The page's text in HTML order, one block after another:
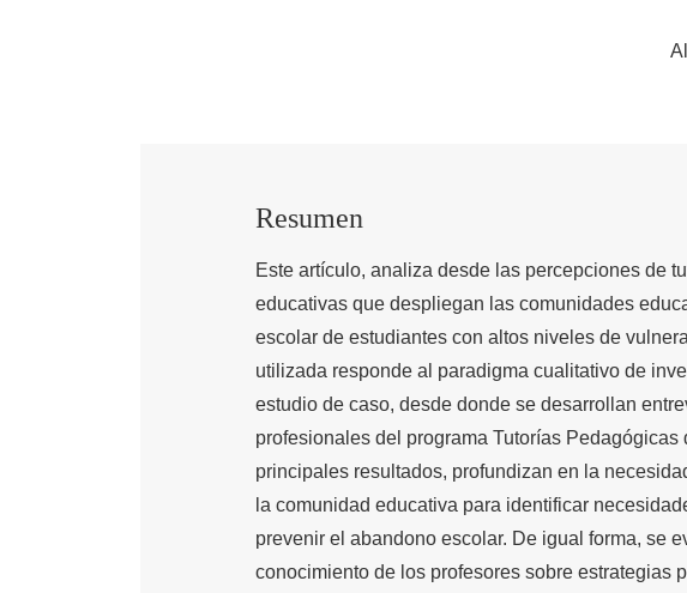
Resumen
Este artículo, analiza desde las percepciones de
educativas que despliegan las comunidades
escolar de estudiantes con altos niveles de
utilizada responde al paradigma cualitativo de
estudio de caso, desde donde se desarrollan
profesionales del programa Tutorías
principales resultados, profundizan en la
la comunidad educativa para identificar
prevenir el abandono escolar. De igual forma, se
conocimiento de los profesores sobre estrategias